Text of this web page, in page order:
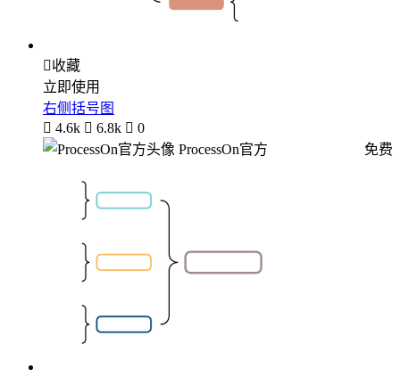
收藏
立即使用
右侧括号图
 4.6k  6.8k  0
ProcessOn官方
免费